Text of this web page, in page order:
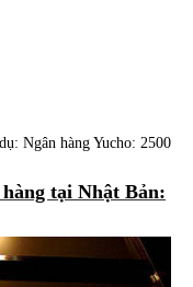
Ngân hàng Yucho: 2500
tại Nhật Bản: